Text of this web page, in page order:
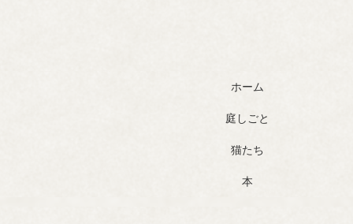
ホーム
庭しごと
猫たち
本